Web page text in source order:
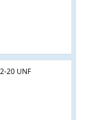
20 UNF